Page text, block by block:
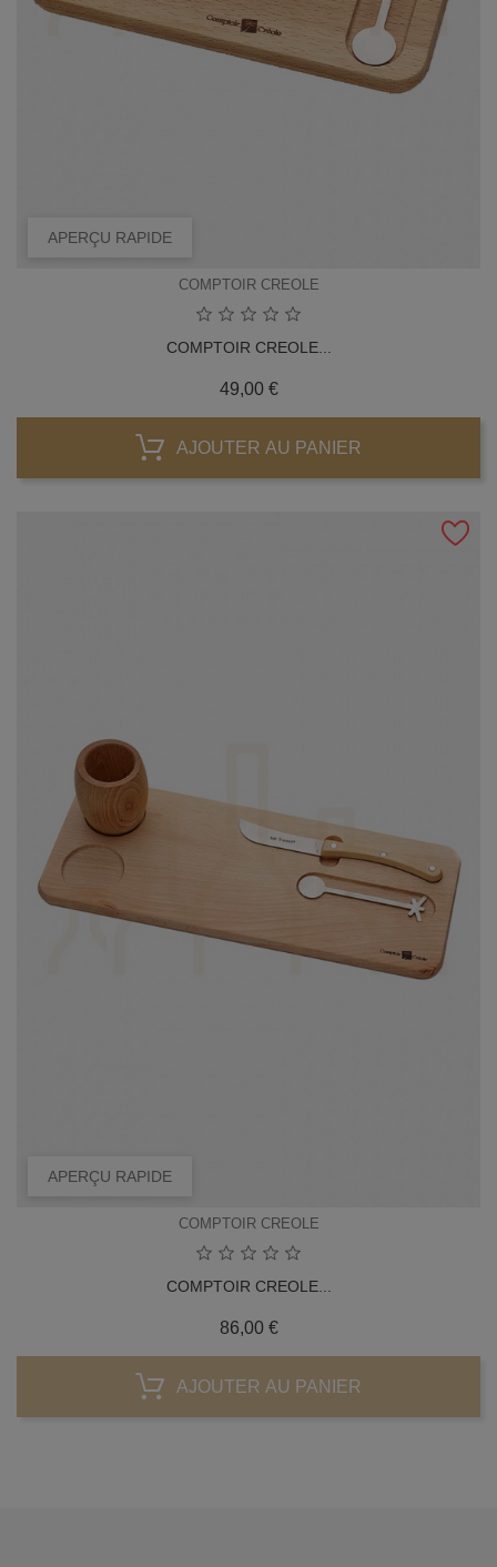
APERÇU RAPIDE
COMPTOIR CREOLE
COMPTOIR CREOLE...
49,00 €Prix
AJOUTER AU PANIER
APERÇU RAPIDE
COMPTOIR CREOLE
COMPTOIR CREOLE...
86,00 €Prix
AJOUTER AU PANIER